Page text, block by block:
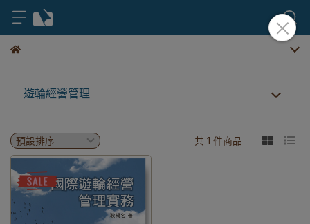
遊輪經營管理
共 1 件商品